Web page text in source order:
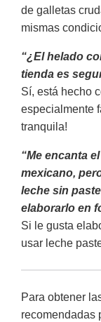
de galletas
mismas
“¿El helado
tienda es
Sí, está hecho
especialmente
tranquila!
“Me encanta
mexicano,
leche sin
elaborarlo en
Si le gusta
usar leche
Para obtener
recomendadas